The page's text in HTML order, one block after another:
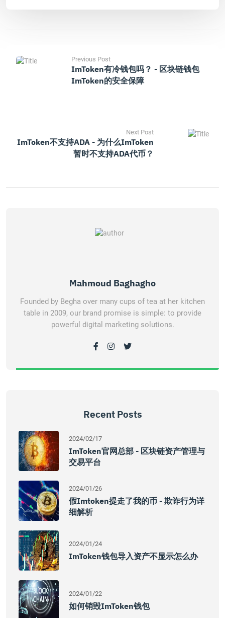
Previous Post
ImToken有冷钱包吗？ - 区块链钱包
ImToken的安全保障
Next Post
ImToken不支持ADA - 为什么imToken
暂时不支持ADA代币？
Mahmoud Baghagho
Founded by Begha over many cups of tea at her kitchen
table in 2009, our brand promise is simple: to provide
powerful digital marketing solutions.
Recent Posts
2024/02/17
ImToken官网总部 - 区块链资产管理与
交易平台
2024/01/26
假imtoken提走了我的币 - 欺诈行为详
细解析
2024/01/24
ImToken钱包导入资产不显示怎么办
2024/01/22
如何销毁imToken钱包